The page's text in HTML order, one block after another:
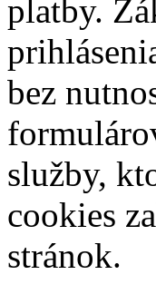
platby.
bez
služby,
cookies
stránok.